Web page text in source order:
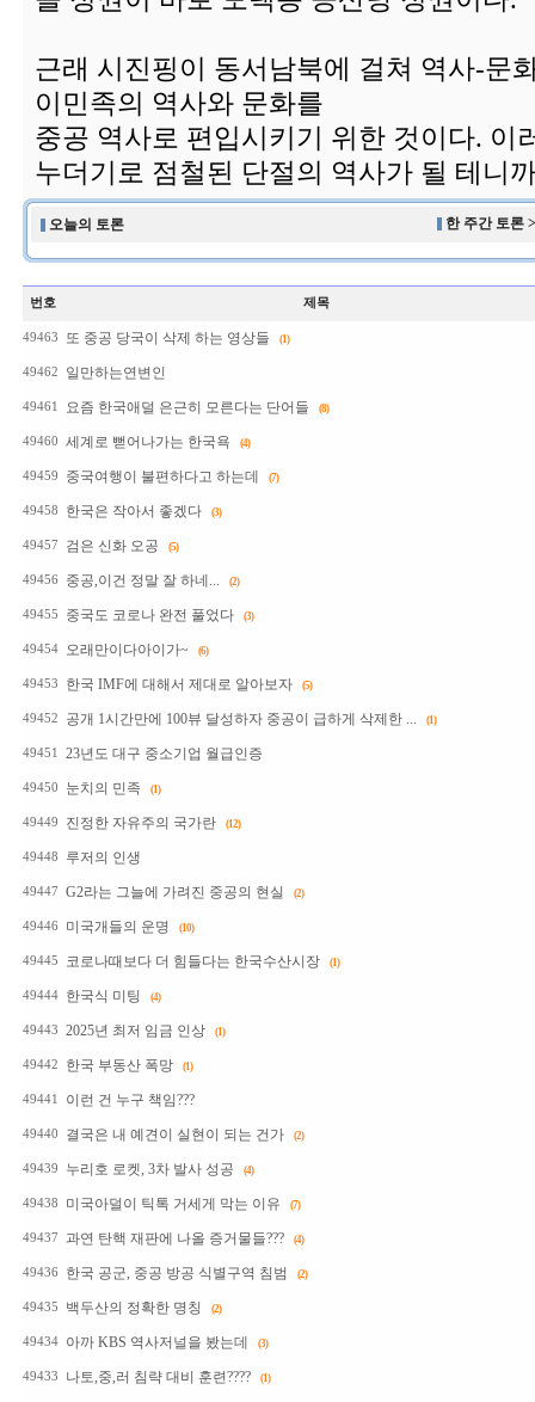
근래 시진핑이 동서남북에 걸쳐 역사-문
이민족의 역사와 문화를
중공 역사로 편입시키기 위한 것이다. 이
누더기로 점철된 단절의 역사가 될 테니
오늘의 토론 한 주간 토론
번호 제목
49463 또 중공 당국이 삭제 하는 영상들 (1)
49462 일만하는연변인
49461 요즘 한국애덜 은근히 모른다는 단어들 (8)
49460 세계로 뻗어나가는 한국욕 (4)
49459 중국여행이 불편하다고 하는데 (7)
49458 한국은 작아서 좋겠다 (3)
49457 검은 신화 오공 (5)
49456 중공,이건 정말 잘 하네... (2)
49455 중국도 코로나 완전 풀었다 (3)
49454 오래만이다아이가~ (6)
49453 한국 IMF에 대해서 제대로 알아보자 (5)
49452 공개 1시간만에 100뷰 달성하자 중공이 급하게 삭제한 ... (1)
49451 23년도 대구 중소기업 월급인증
49450 눈치의 민족 (1)
49449 진정한 자유주의 국가란 (12)
49448 루저의 인생
49447 G2라는 그늘에 가려진 중공의 현실 (2)
49446 미국개들의 운명 (10)
49445 코로나때보다 더 힘들다는 한국수산시장 (1)
49444 한국식 미팅 (4)
49443 2025년 최저 임금 인상 (1)
49442 한국 부동산 폭망 (1)
49441 이런 건 누구 책임???
49440 결국은 내 예견이 실현이 되는 건가 (2)
49439 누리호 로켓, 3차 발사 성공 (4)
49438 미국아덜이 틱톡 거세게 막는 이유 (7)
49437 과연 탄핵 재판에 나올 증거물들??? (4)
49436 한국 공군, 중공 방공 식별구역 침범 (2)
49435 백두산의 정확한 명칭 (2)
49434 아까 KBS 역사저널을 봤는데 (3)
49433 나토,중,러 침략 대비 훈련???? (1)